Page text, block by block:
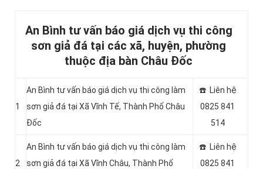
An Bình tư vấn báo giá dịch vụ thi công
sơn giả đá tại các xã, huyện, phường
thuộc địa bàn Châu Đốc
1
An Bình tư vấn báo giá dịch vụ thi công làm
sơn giả đá tại Xã Vĩnh Tế, Thành Phố Châu
Đốc
☎️ Liên hệ
0825 841
514
2
An Bình tư vấn báo giá dịch vụ thi công làm
sơn giả đá tại Xã Vĩnh Châu, Thành Phố
☎️ Liên hệ
0825 841